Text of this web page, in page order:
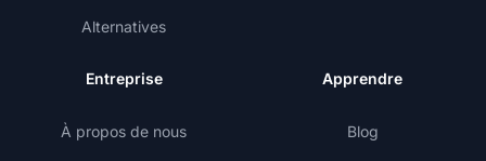
Alternatives
Entreprise
À propos de nous
Apprendre
Blog